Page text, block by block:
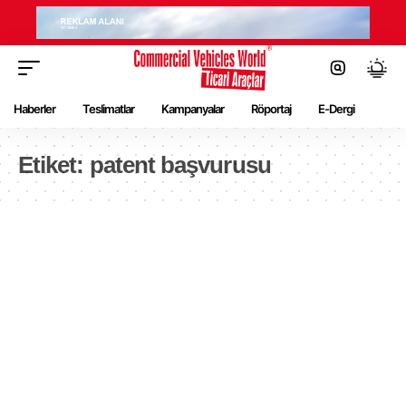
Haberler Teslimatlar Kampanyalar Röportaj E-Dergi
Etiket: patent başvurusu